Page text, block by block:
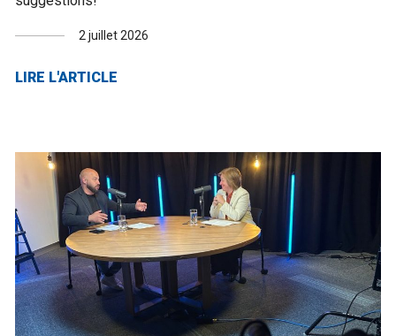
2 juillet 2026
LIRE L'ARTICLE